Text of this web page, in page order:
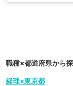
職種×都道府県から
経理×東京都